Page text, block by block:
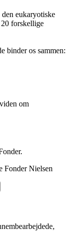
eukaryotiske
forskellige
binder os sammen:
om
Fonder Nielsen